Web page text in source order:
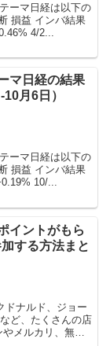
ーマ日経は以下の
損益 インバ結果
4/2...
マ日経の結果
月6日）
ーマ日経は以下の
損益 インバ結果
10/...
イントがもら
する方法まと
ドナルド、ジョー
ど、たくさんの店
メルカリ、無印